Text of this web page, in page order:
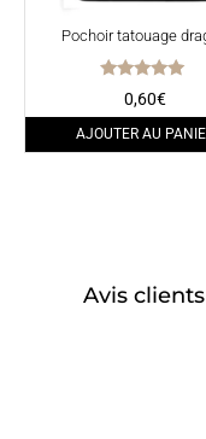
Pochoir tatouage
Note
5.00
sur 5
0,60€
AJOUTER AU
Avis clients